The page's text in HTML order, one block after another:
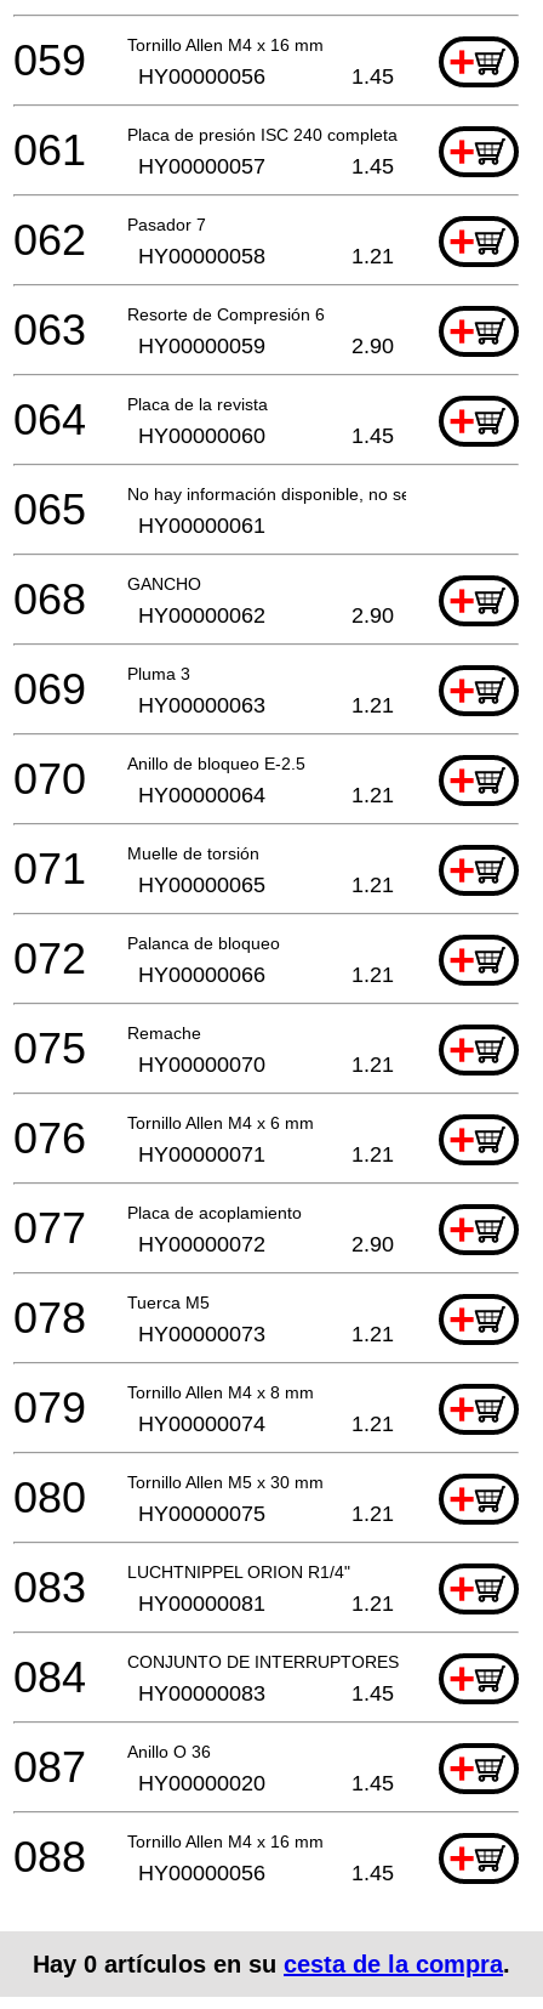
Tornillo Allen M4 x 16 mm +
059 HY00000056 1.45
Placa de presión ISC 240 completa +
061 HY00000057 1.45
Pasador 7 +
062 HY00000058 1.21
Resorte de Compresión 6 +
063 HY00000059 2.90
Placa de la revista +
064 HY00000060 1.45
No hay información disponible, no se puede pedir
065 HY00000061
GANCHO +
068 HY00000062 2.90
Pluma 3 +
069 HY00000063 1.21
Anillo de bloqueo E-2.5 +
070 HY00000064 1.21
Muelle de torsión +
071 HY00000065 1.21
Palanca de bloqueo +
072 HY00000066 1.21
Remache +
075 HY00000070 1.21
Tornillo Allen M4 x 6 mm +
076 HY00000071 1.21
Placa de acoplamiento +
077 HY00000072 2.90
Tuerca M5 +
078 HY00000073 1.21
Tornillo Allen M4 x 8 mm +
079 HY00000074 1.21
Tornillo Allen M5 x 30 mm +
080 HY00000075 1.21
LUCHTNIPPEL ORION R1/4" +
083 HY00000081 1.21
CONJUNTO DE INTERRUPTORES +
084 HY00000083 1.45
Anillo O 36 +
087 HY00000020 1.45
Tornillo Allen M4 x 16 mm +
088 HY00000056 1.45
Hay 0 artículos en su cesta de la compra.